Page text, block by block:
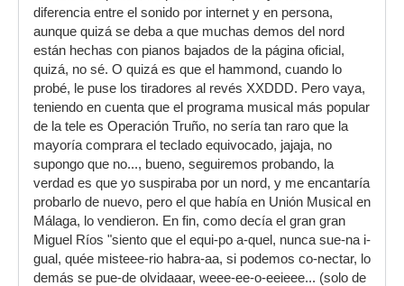
diferencia entre el sonido por internet y en persona,
aunque quizá se deba a que muchas demos del nord
están hechas con pianos bajados de la página oficial,
quizá, no sé. O quizá es que el hammond, cuando lo
probé, le puse los tiradores al revés XXDDD. Pero vaya,
teniendo en cuenta que el programa musical más popular
de la tele es Operación Truño, no sería tan raro que la
mayoría comprara el teclado equivocado, jajaja, no
supongo que no..., bueno, seguiremos probando, la
verdad es que yo suspiraba por un nord, y me encantaría
probarlo de nuevo, pero el que había en Unión Musical en
Málaga, lo vendieron. En fin, como decía el gran gran
Miguel Ríos "siento que el equi-po a-quel, nunca sue-na i-
gual, quée misteee-rio habra-aa, si podemos co-nectar, lo
demás se pue-de olvidaaar, weee-ee-o-eeieee... (solo de